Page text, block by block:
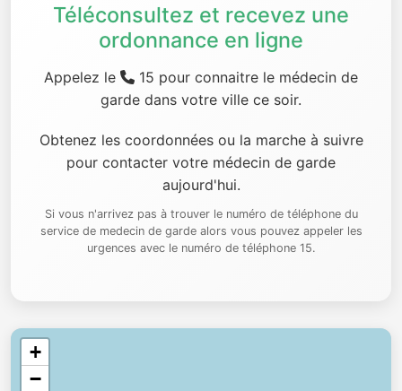
Téléconsultez et recevez une
ordonnance en ligne
Appelez le
15 pour connaitre le médecin de
garde dans votre ville ce soir.
Obtenez les coordonnées ou la marche à suivre
pour contacter votre médecin de garde
aujourd'hui.
Si vous n'arrivez pas à trouver le numéro de téléphone du
service de medecin de garde alors vous pouvez appeler les
urgences avec le numéro de téléphone 15.
+
−